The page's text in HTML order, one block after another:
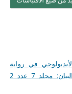
في رواية
مجلة علمه البيان: مجلد 7 عدد 2